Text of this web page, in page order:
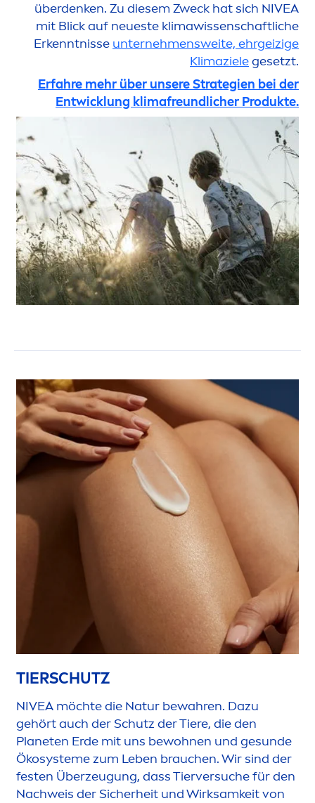
überdenken. Zu diesem Zweck hat sich NIVEA
mit Blick auf neueste klimawissenschaftliche
Erkenntnisse unternehmensweite, ehrgeizige
Klimazielegesetzt.
Erfahre mehr über unsere Strategien bei der
Entwicklung klimafreundlicher Produkte.
TIERSCHUTZ
NIVEA möchte die Natur bewahren. Dazu
gehört auch der Schutz der Tiere, die den
Planeten Erde mit uns bewohnen und gesunde
Ökosysteme zum Leben brauchen. Wir sind der
festen Überzeugung, dass Tierversuche für den
Nachweis der Sicherheit und Wirksamkeit von